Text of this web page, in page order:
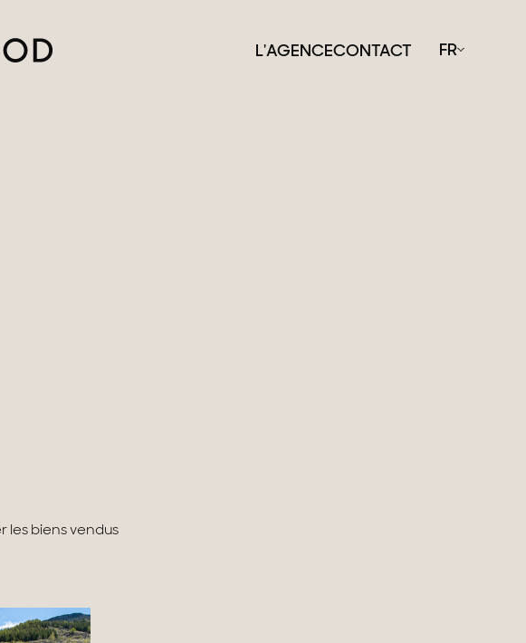
L'AGENCECONTACT FR
les biens vendus